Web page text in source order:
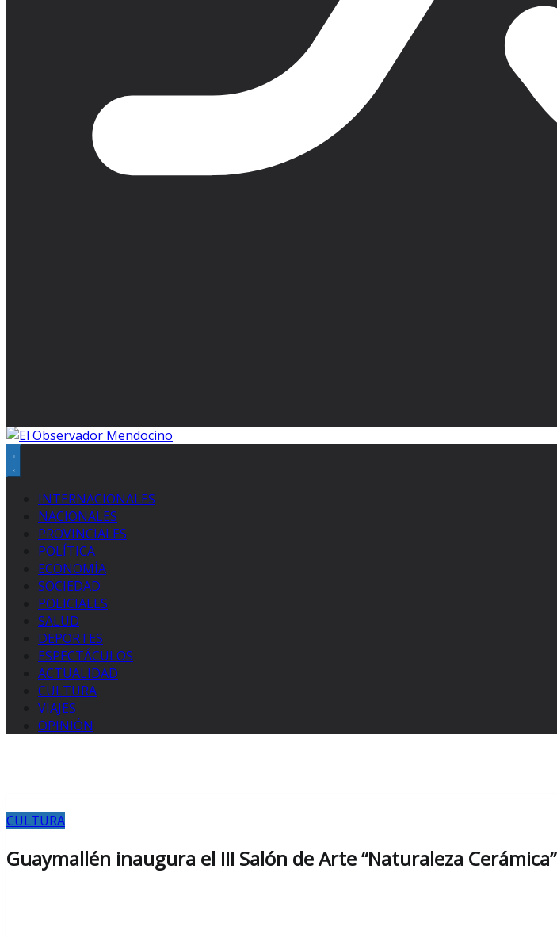
INTERNACIONALES
NACIONALES
PROVINCIALES
POLÍTICA
ECONOMÍA
SOCIEDAD
POLICIALES
SALUD
DEPORTES
ESPECTÁCULOS
ACTUALIDAD
CULTURA
VIAJES
OPINIÓN
CULTURA
Guaymallén inaugura el III Salón de Arte “Naturaleza Cerámica”